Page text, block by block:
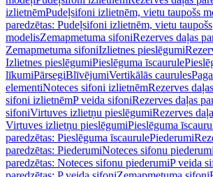
izlietnēmPudeļsifoni izlietnēm, vietu taupošs
paredzētas: Pudeļsifoni izlietnēm, vietu taupošs
modelisZemapmetuma sifoniRezerves daļas
Zemapmetuma sifoniIzlietnes pieslēgumi
Izlietnes pieslēgumiPieslēguma īscaurule
līkumiPārsegiBlīvējumiVertikālās caurules
elementiNoteces sifoni izlietnēmRezerves
sifoni izlietnēmP veida sifoniRezerves daļas
sifoniVirtuves izlietņu pieslēgumiRezerves
Virtuves izlietņu pieslēgumiPieslēguma
paredzētas: Pieslēguma īscaurulePiederumi
paredzētas: PiederumiNoteces sifonu piederumi
paredzētas: Noteces sifonu piederumiP veida